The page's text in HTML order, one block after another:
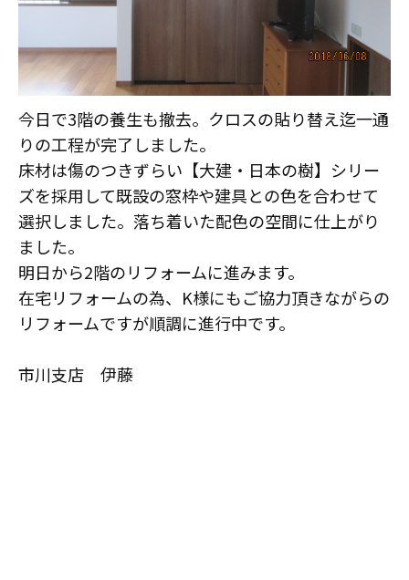
今日で3階の養生も撤去。クロスの貼り替え迄一通
りの工程が完了しました。
床材は傷のつきずらい【大建・日本の樹】シリー
ズを採用して既設の窓枠や建具との色を合わせて
選択しました。落ち着いた配色の空間に仕上がり
ました。
明日から2階のリフォームに進みます。
在宅リフォームの為、K様にもご協力頂きながらの
リフォームですが順調に進行中です。
市川支店 伊藤